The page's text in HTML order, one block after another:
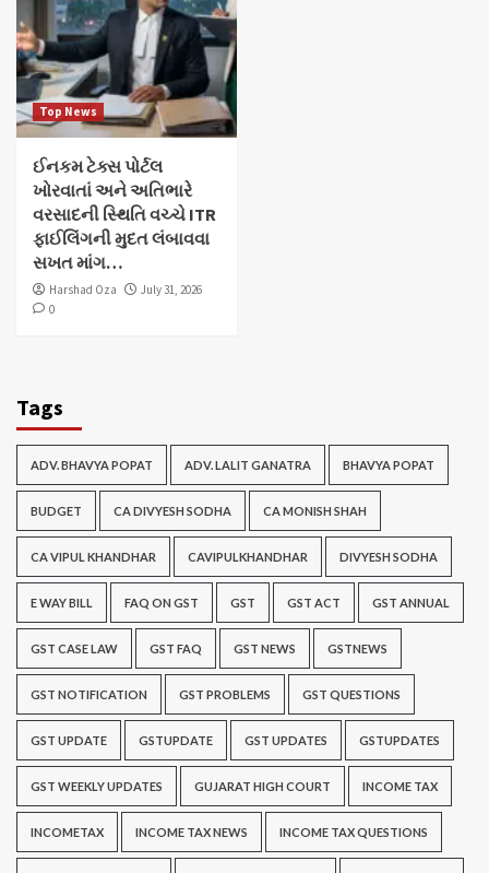
Top News
ઈનકમ ટેક્સ પોર્ટલ
ખોરવાતાં અને અતિભારે
વરસાદની સ્થિતિ વચ્ચે ITR
ફાઈલિંગની મુદત લંબાવવા
સખત માંગ…
Harshad Oza
July 31, 2026
0
Tags
ADV. BHAVYA POPAT ADV. LALIT GANATRA BHAVYA POPAT
BUDGET CA DIVYESH SODHA CA MONISH SHAH
CA VIPUL KHANDHAR CAVIPULKHANDHAR DIVYESH SODHA
E WAY BILL FAQ ON GST GST GST ACT GST ANNUAL
GST CASE LAW GST FAQ GST NEWS GSTNEWS
GST NOTIFICATION GST PROBLEMS GST QUESTIONS
GST UPDATE GSTUPDATE GST UPDATES GSTUPDATES
GST WEEKLY UPDATES GUJARAT HIGH COURT INCOME TAX
INCOMETAX INCOME TAX NEWS INCOME TAX QUESTIONS